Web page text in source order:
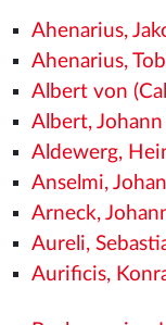
Ahenarius,
Ahenarius,
Albert von
Albert, Johann
Aldewerg,
Anselmi,
Arneck,
Aureli,
Aurificis,